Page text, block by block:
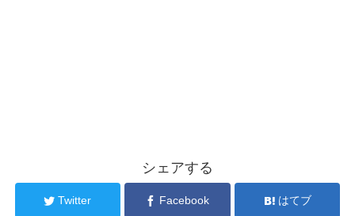
シェアする
Twitter Facebook はてブ